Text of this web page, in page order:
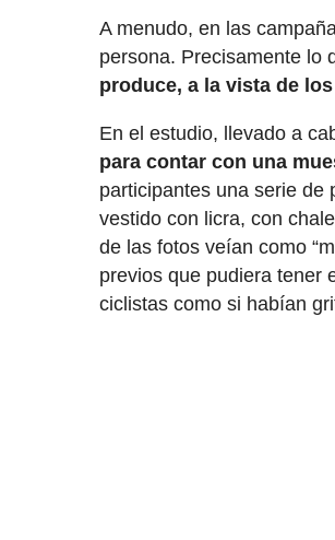
A menudo, en las
persona. Precisamente lo
produce, a la vista de
En el estudio, llevado a
para contar con una
participantes una serie de
vestido con licra, con
de las fotos veían como
previos que pudiera tener
ciclistas como si habían